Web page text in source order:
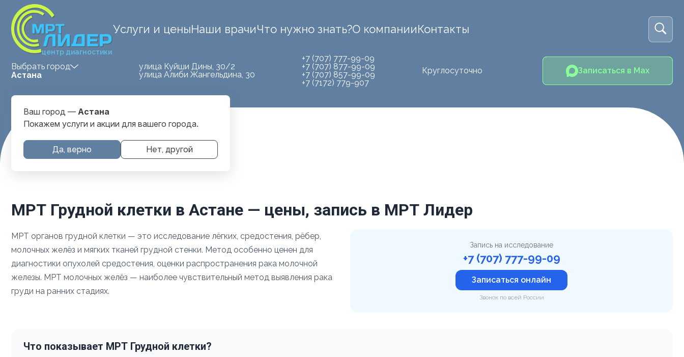
центр диагностики
Услуги и ценыНаши врачиЧто нужно знать?О компанииКонтакты
Выбрать город
Астана
улица Куйши Дины, 30/2
улица Алиби Жангельдина, 30
+7 (707) 777-99-09
+7 (707) 877-99-09
+7 (707) 857-99-09
+7 (7172) 779-907
Круглосуточно Записаться в Max
Ваш город — Астана
Покажем услуги и акции для вашего города.
Да, верно Нет, другой
Услуги и цены МРТ Грудной Клетки
МРТ Грудной клетки в Астане — цены, запись в МРТ Лидер
МРТ органов грудной клетки — это исследование лёгких, средостения, рёбер,
молочных желёз и мягких тканей грудной стенки. Метод особенно ценен для
диагностики опухолей средостения, оценки распространения рака молочной
железы. МРТ молочных желёз — наиболее чувствительный метод выявления рака
груди на ранних стадиях.
Запись на исследование
+7 (707) 777-99-09
Записаться онлайн
Звонок по всей России
Что показывает МРТ Грудной клетки?